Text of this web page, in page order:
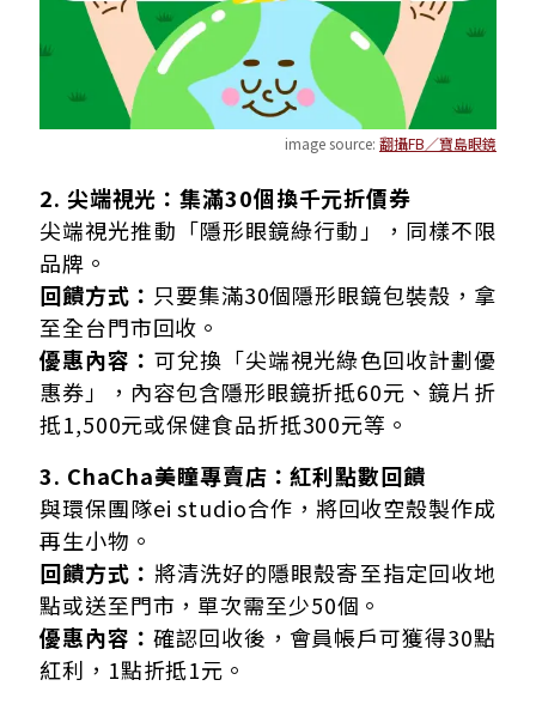
image source: 翻攝FB／寶島眼鏡
2. 尖端視光：集滿30個換千元折價券
尖端視光推動「隱形眼鏡綠行動」，同樣不限
品牌。
回饋方式： 只要集滿30個隱形眼鏡包裝殼，拿
至全台門市回收。
優惠內容： 可兌換「尖端視光綠色回收計劃優
惠券」，內容包含隱形眼鏡折抵60元、鏡片折
抵1,500元或保健食品折抵300元等。
3. ChaCha美瞳專賣店：紅利點數回饋
與環保團隊ei studio合作，將回收空殼製作成
再生小物。
回饋方式： 將清洗好的隱眼殼寄至指定回收地
點或送至門市，單次需至少50個。
優惠內容： 確認回收後，會員帳戶可獲得30點
紅利，1點折抵1元。